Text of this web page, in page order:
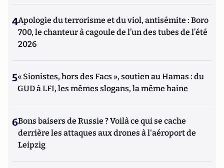
4Apologie du terrorisme et du viol, antisémite : Boro
700, le chanteur à cagoule de l’un des tubes de l’été
2026
5« Sionistes, hors des Facs », soutien au Hamas : du
GUD à LFI, les mêmes slogans, la même haine
6Bons baisers de Russie ? Voilà ce qui se cache
derrière les attaques aux drones à l'aéroport de
Leipzig